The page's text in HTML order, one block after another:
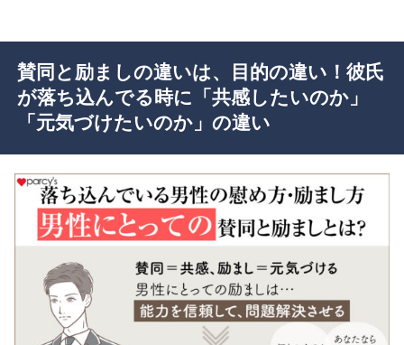
賛同と励ましの違いは、目的の違い！彼氏
が落ち込んでる時に「共感したいのか」
「元気づけたいのか」の違い